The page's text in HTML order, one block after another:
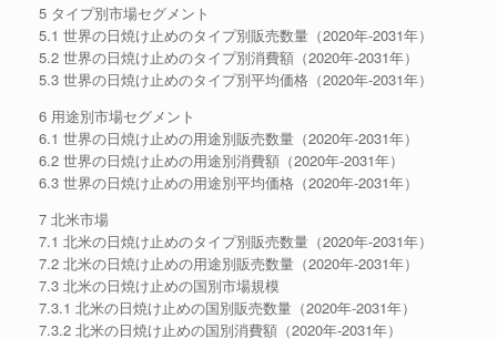
5 タイプ別市場セグメント
5.1 世界の日焼け止めのタイプ別販売数量（2020年-2031年）
5.2 世界の日焼け止めのタイプ別消費額（2020年-2031年）
5.3 世界の日焼け止めのタイプ別平均価格（2020年-2031年）
6 用途別市場セグメント
6.1 世界の日焼け止めの用途別販売数量（2020年-2031年）
6.2 世界の日焼け止めの用途別消費額（2020年-2031年）
6.3 世界の日焼け止めの用途別平均価格（2020年-2031年）
7 北米市場
7.1 北米の日焼け止めのタイプ別販売数量（2020年-2031年）
7.2 北米の日焼け止めの用途別販売数量（2020年-2031年）
7.3 北米の日焼け止めの国別市場規模
7.3.1 北米の日焼け止めの国別販売数量（2020年-2031年）
7.3.2 北米の日焼け止めの国別消費額（2020年-2031年）